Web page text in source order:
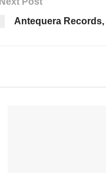
Antequera Records,